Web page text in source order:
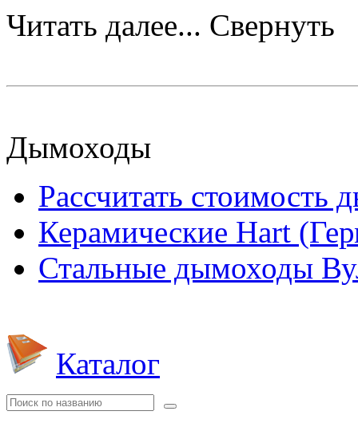
Читать далее... Свернуть
Дымоходы
Рассчитать стоимость
Керамические Hart
Стальные дымоходы
Каталог